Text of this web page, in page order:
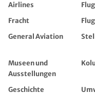
Airlines
Fracht
General Aviation
Museen und
Ausstellungen
Geschichte